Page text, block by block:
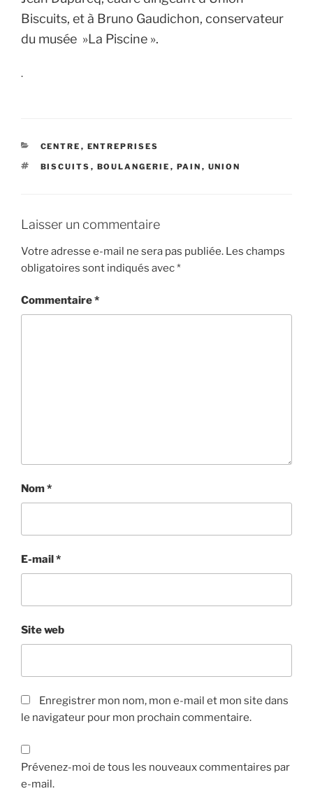
Biscuits, et à Bruno Gaudichon, conservateur
du musée »La Piscine ».
.
CATÉGORIES
CENTRE , ENTREPRISES
ÉTIQUETTES
BISCUITS , BOULANGERIE , PAIN , UNION
Laisser un commentaire
Votre adresse e-mail ne sera pas publiée. Les champs
obligatoires sont indiqués avec*
Commentaire*
Nom*
E-mail *
Site web
Enregistrer mon nom, mon e-mail et mon site dans
le navigateur pour mon prochain commentaire.
Prévenez-moi de tous les nouveaux commentaires par
e-mail.